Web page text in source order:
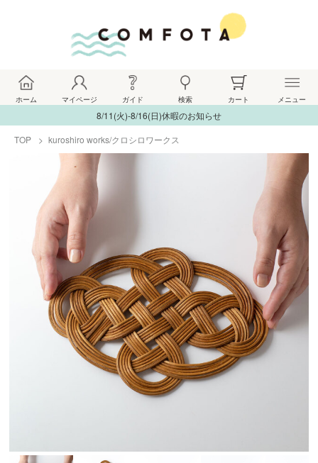
ホーム マイページ ガイド 検索 カート メニュー
8/11(火)-8/16(日)休暇のお知らせ
TOP
kuroshiro works/クロシロワークス